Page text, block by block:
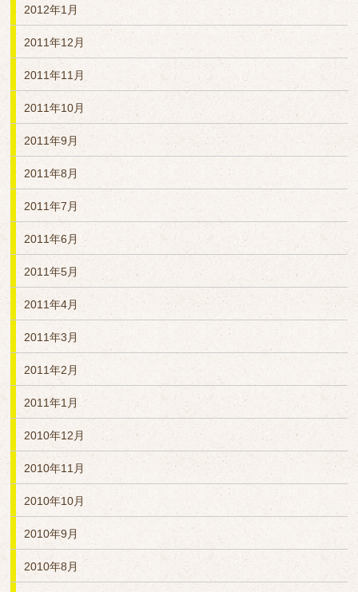
2012年1月
2011年12月
2011年11月
2011年10月
2011年9月
2011年8月
2011年7月
2011年6月
2011年5月
2011年4月
2011年3月
2011年2月
2011年1月
2010年12月
2010年11月
2010年10月
2010年9月
2010年8月